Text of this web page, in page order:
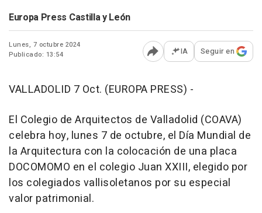
Europa Press Castilla y León
Lunes, 7 octubre 2024
Publicado: 13:54
Abrir opciones para
IA Seguir en
VALLADOLID 7 Oct. (EUROPA PRESS) -
El Colegio de Arquitectos de Valladolid (COAVA)
celebra hoy, lunes 7 de octubre, el Día Mundial de
la Arquitectura con la colocación de una placa
DOCOMOMO en el colegio Juan XXIII, elegido por
los colegiados vallisoletanos por su especial
valor patrimonial.